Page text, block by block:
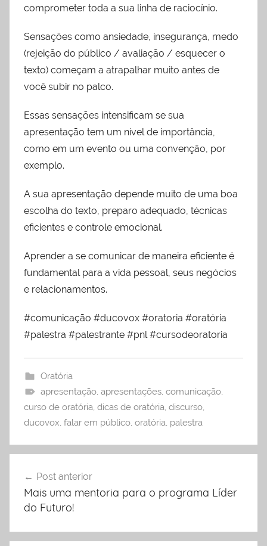
comprometer toda a sua linha de raciocínio.
Sensações como ansiedade, insegurança, medo
(rejeição do público / avaliação / esquecer o
texto) começam a atrapalhar muito antes de
você subir no palco.
Essas sensações intensificam se sua
apresentação tem um nível de importância,
como em um evento ou uma convenção, por
exemplo.
A sua apresentação depende muito de uma boa
escolha do texto, preparo adequado, técnicas
eficientes e controle emocional.
Aprender a se comunicar de maneira eficiente é
fundamental para a vida pessoal, seus negócios
e relacionamentos.
#comunicação #ducovox #oratoria #oratória
#palestra #palestrante #pnl #cursodeoratoria
Oratória
apresentação, apresentações, comunicação,
curso de oratória, dicas de oratória, discurso,
ducovox, falar em público, oratória, palestra
de
Post
Post anterior
Mais uma mentoria para o programa Líder
do Futuro!